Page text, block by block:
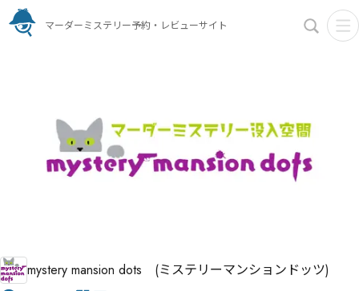
マーダーミステリー予約・レビューサイト
mystery mansion dots (ミステリーマンションドッツ)